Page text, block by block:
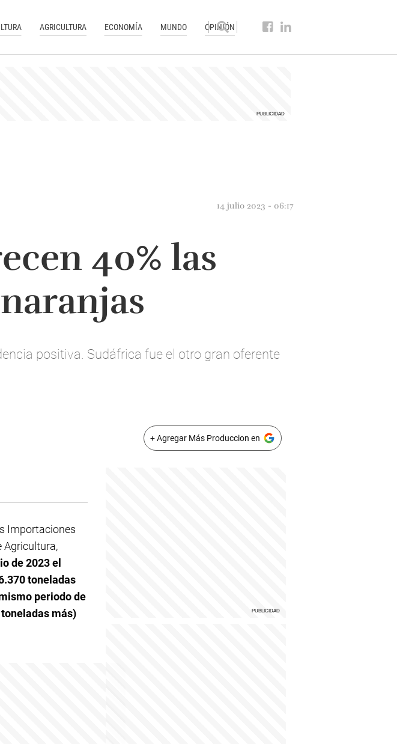
AGRICULTURA ECONOMÍA MUNDO OPINIÓN
14 julio 2023 - 06:17
40% las
positiva. Sudáfrica fue el otro gran oferente
+ Agregar Más Produccion en
Importaciones
Agricultura,
de 2023 el
toneladas
periodo de
más)